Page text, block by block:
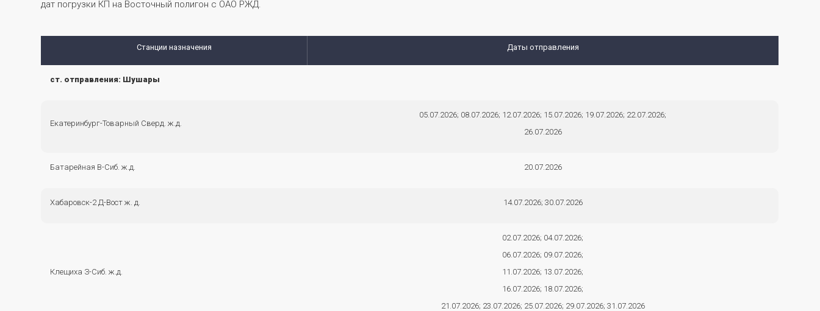
дат погрузки КП на Восточный полигон с ОАО РЖД.
Станции назначения Даты отправления
ст. отправления: Шушары
Екатеринбург-Товарный Сверд. ж.д.
05.07.2026; 08.07.2026; 12.07.2026; 15.07.2026; 19.07.2026; 22.07.2026;
26.07.2026
Батарейная В-Сиб. ж.д. 20.07.2026
Хабаровск-2 Д-Вост ж. д. 14.07.2026; 30.07.2026
Клещиха З-Сиб. ж.д.
02.07.2026; 04.07.2026;
06.07.2026; 09.07.2026;
11.07.2026; 13.07.2026;
16.07.2026; 18.07.2026;
21.07.2026; 23.07.2026; 25.07.2026; 29.07.2026; 31.07.2026